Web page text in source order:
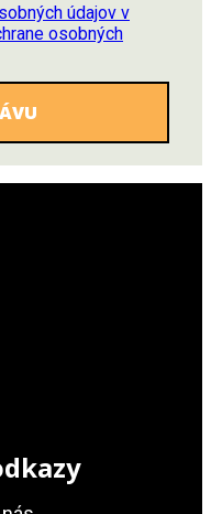
údajov v
osobných